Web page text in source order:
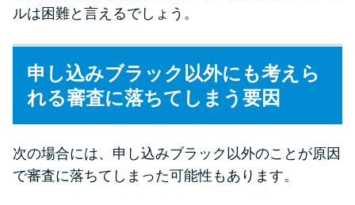
ルは困難と言えるでしょう。
申し込みブラック以外にも考えら
れる審査に落ちてしまう要因
次の場合には、申し込みブラック以外のことが原因
で審査に落ちてしまった可能性もあります。